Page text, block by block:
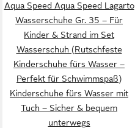
Aqua Speed Aqua Speed Lagarto
Wasserschuhe Gr. 35 – Für
Kinder & Strand im Set
Wasserschuh (Rutschfeste
Kinderschuhe fürs Wasser –
Perfekt für Schwimmspaß)
Kinderschuhe fürs Wasser mit
Tuch – Sicher & bequem
unterwegs